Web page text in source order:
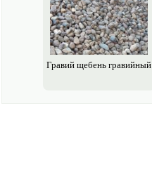
Гравий щебень гравийный